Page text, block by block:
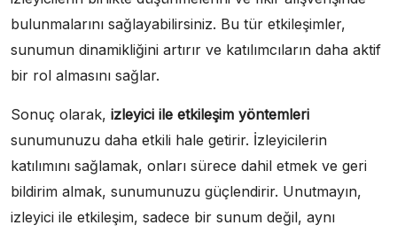
bulunmalarını sağlayabilirsiniz. Bu tür etkileşimler,
sunumun dinamikliğini artırır ve katılımcıların daha aktif
bir rol almasını sağlar.
Sonuç olarak, izleyici ile etkileşim yöntemleri
sunumunuzu daha etkili hale getirir. İzleyicilerin
katılımını sağlamak, onları sürece dahil etmek ve geri
bildirim almak, sunumunuzu güçlendirir. Unutmayın,
izleyici ile etkileşim, sadece bir sunum değil, aynı